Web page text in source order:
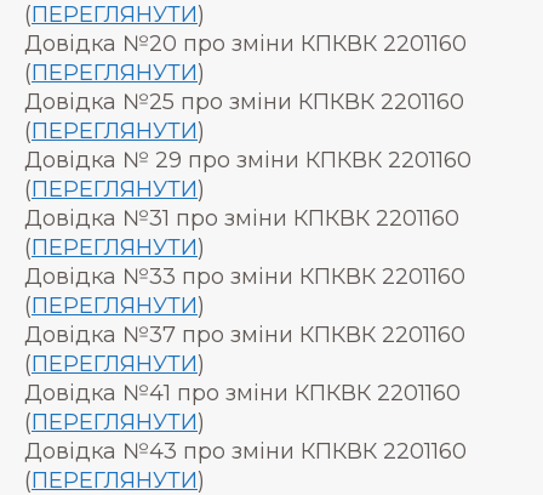
(ПЕРЕГЛЯНУТИ)
Довідка №20 про зміни КПКВК 2201160
(ПЕРЕГЛЯНУТИ)
Довідка №25 про зміни КПКВК 2201160
(ПЕРЕГЛЯНУТИ)
Довідка № 29 про зміни КПКВК 2201160
(ПЕРЕГЛЯНУТИ)
Довідка №31 про зміни КПКВК 2201160
(ПЕРЕГЛЯНУТИ)
Довідка №33 про зміни КПКВК 2201160
(ПЕРЕГЛЯНУТИ)
Довідка №37 про зміни КПКВК 2201160
(ПЕРЕГЛЯНУТИ)
Довідка №41 про зміни КПКВК 2201160
(ПЕРЕГЛЯНУТИ)
Довідка №43 про зміни КПКВК 2201160
(ПЕРЕГЛЯНУТИ)